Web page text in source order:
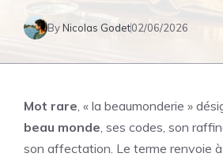
By Nicolas Godet02/06/2026
Mot rare, « la beaumonderie »
beau monde, ses codes, son
son affectation. Le terme renvoie